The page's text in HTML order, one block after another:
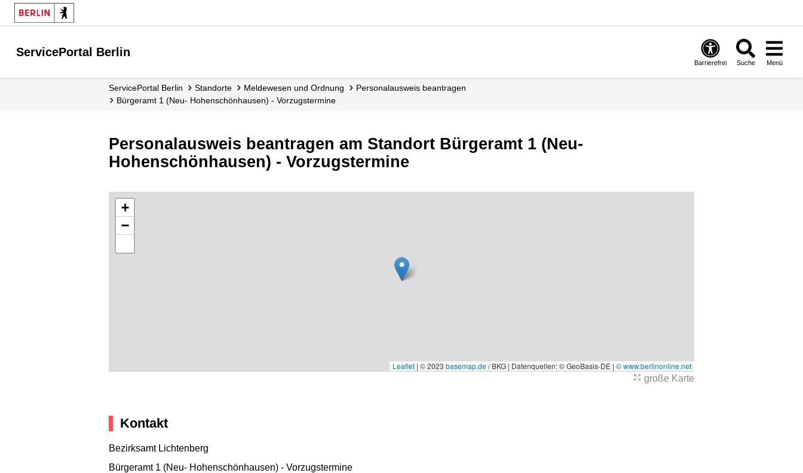
ServicePortal Berlin
Barrierefrei Suche Menü
ServicePortal Berlin Standorte Meldewesen und Ordnung
Personalausweis beantragen
Bürgeramt 1 (Neu- Hohenschönhausen) - Vorzugstermine
Personalausweis beantragen am Standort Bürgeramt 1 (Neu-
Hohenschönhausen) - Vorzugstermine
+
−
Leaflet | © 2023 basemap.de/ BKG | Datenquellen: © GeoBasis-DE | © www.berlinonline.net
große Karte
Kontakt
Bezirksamt Lichtenberg
Bürgeramt 1 (Neu- Hohenschönhausen) - Vorzugstermine